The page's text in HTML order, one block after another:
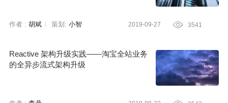
作者 : 胡斌 策划: 小智 2019-09-27  3541
Reactive 架构升级实践——淘宝全站业务
的全异步流式架构升级